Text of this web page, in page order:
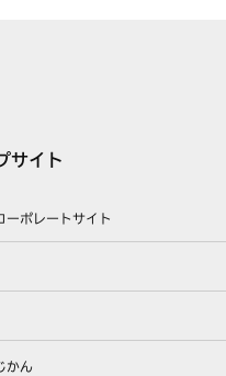
サイト
ーポレートサイト
かん